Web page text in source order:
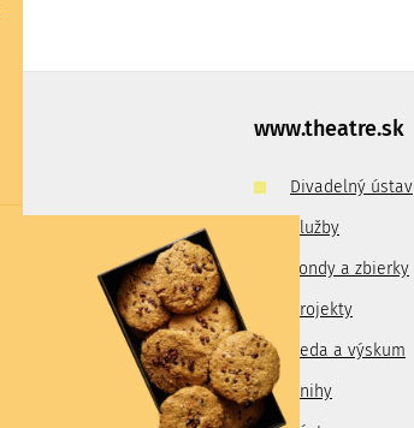
záujmu sa ozvite e-mailom na:www.theatre.sk
Divadelný ústav
Služby
Fondy a zbierky
Projekty
Veda a výskum
Knihy